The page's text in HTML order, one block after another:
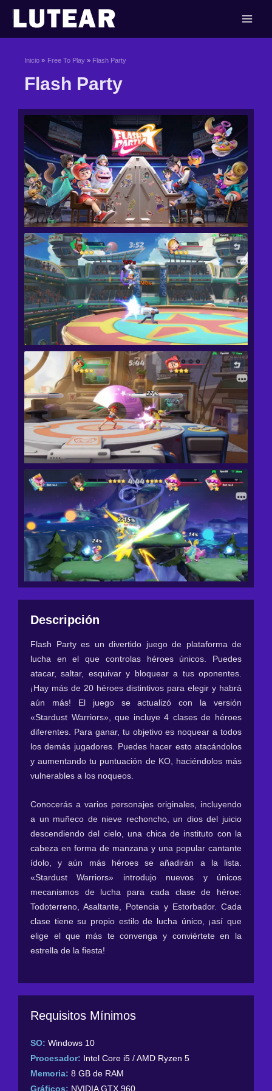
contenido
Inicio Free To Play Flash Party
Flash Party
Descripción
Flash Party es un divertido juego de plataforma de
lucha en el que controlas héroes únicos. Puedes
atacar, saltar, esquivar y bloquear a tus oponentes.
¡Hay más de 20 héroes distintivos para elegir y habrá
aún más! El juego se actualizó con la versión
«Stardust Warriors», que incluye 4 clases de héroes
diferentes. Para ganar, tu objetivo es noquear a todos
los demás jugadores. Puedes hacer esto atacándolos
y aumentando tu puntuación de KO, haciéndolos más
vulnerables a los noqueos.
Conocerás a varios personajes originales, incluyendo
a un muñeco de nieve rechoncho, un dios del juicio
descendiendo del cielo, una chica de instituto con la
cabeza en forma de manzana y una popular cantante
ídolo, y aún más héroes se añadirán a la lista.
«Stardust Warriors» introdujo nuevos y únicos
mecanismos de lucha para cada clase de héroe:
Todoterreno, Asaltante, Potencia y Estorbador. Cada
clase tiene su propio estilo de lucha único, ¡así que
elige el que más te convenga y conviértete en la
estrella de la fiesta!
Requisitos Mínimos
SO: Windows 10
Procesador: Intel Core i5 / AMD Ryzen 5
Memoria: 8 GB de RAM
Gráficos: NVIDIA GTX 960